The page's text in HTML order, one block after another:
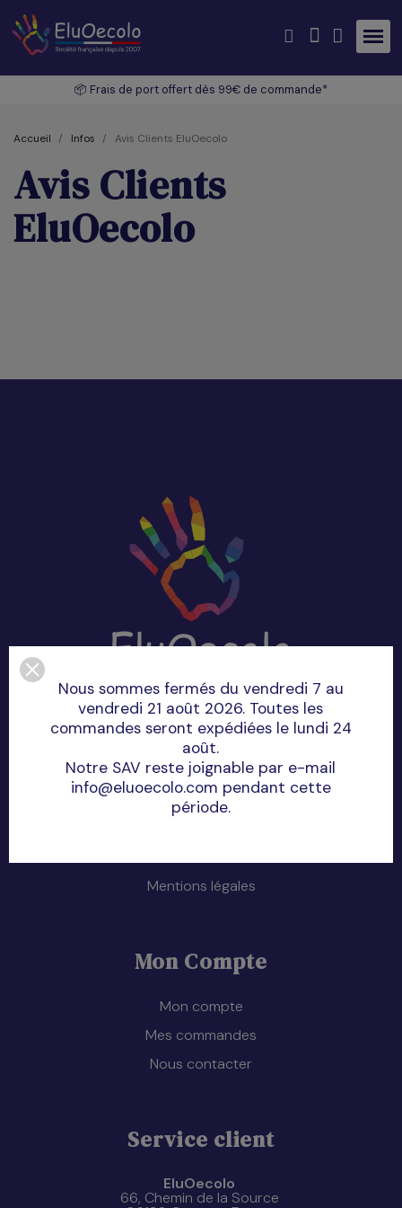
📦 Frais de port offert dès 99€ de commande*
Accueil Infos Avis Clients EluOecolo
Avis Clients
EluOecolo
Informations
Mentions légales
Mon Compte
Mon compte
Mes commandes
Nous contacter
Service client
EluOecolo
66, Chemin de la Source
Nous sommes fermés du vendredi 7 au
vendredi 21 août 2026. Toutes les
commandes seront expédiées le lundi 24
août.
Notre SAV reste joignable par e-mail
info@eluoecolo.com pendant cette
période.